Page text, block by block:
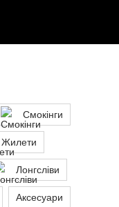
Смокінги
Жилети
Лонгсліви
Аксесуари